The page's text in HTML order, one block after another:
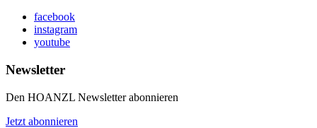
facebook
instagram
youtube
Newsletter
Den HOANZL Newsletter abonnieren
Jetzt abonnieren